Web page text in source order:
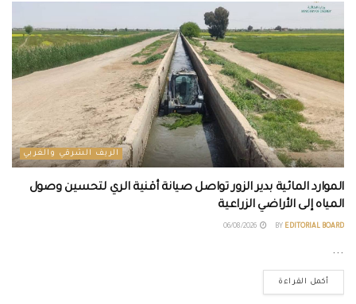
الريف الشرقي والغربي
الموارد المائية بدير الزور تواصل صيانة أقنية الري لتحسين وصول
المياه إلى الأراضي الزراعية
BY EDITORIAL BOARD
...
أكمل القراءة